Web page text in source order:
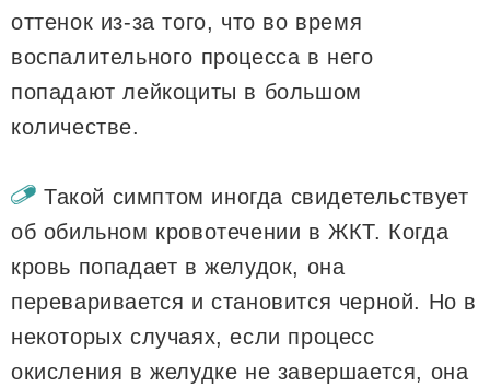
оттенок из-за того, что во время
воспалительного процесса в него
попадают лейкоциты в большом
количестве.
Такой симптом иногда свидетельствует
об обильном кровотечении в ЖКТ. Когда
кровь попадает в желудок, она
переваривается и становится черной. Но в
некоторых случаях, если процесс
окисления в желудке не завершается, она